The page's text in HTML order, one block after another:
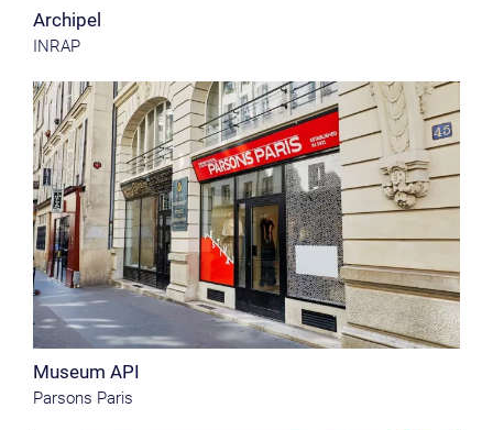
Archipel
INRAP
Museum API
Parsons Paris